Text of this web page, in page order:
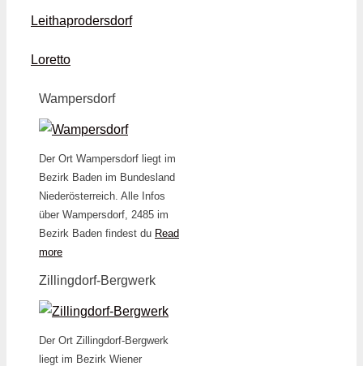
Leithaprodersdorf
Loretto
Wampersdorf
Der Ort Wampersdorf liegt im
Bezirk Baden im Bundesland
Niederösterreich. Alle Infos
über Wampersdorf, 2485 im
Bezirk Baden findest du Read
more
Zillingdorf-Bergwerk
Der Ort Zillingdorf-Bergwerk
liegt im Bezirk Wiener